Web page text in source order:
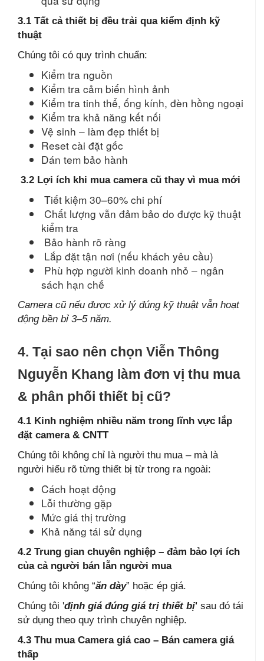
3.1 Tất cả thiết bị đều trải qua kiểm định kỹ
thuật
Chúng tôi có quy trình chuẩn:
Kiểm tra nguồn
Kiểm tra cảm biến hình ảnh
Kiểm tra tinh thể, ống kính, đèn hồng ngoại
Kiểm tra khả năng kết nối
Vệ sinh – làm đẹp thiết bị
Reset cài đặt gốc
Dán tem bảo hành
3.2 Lợi ích khi mua camera cũ thay vì mua mới
Tiết kiệm 30–60% chi phí
Chất lượng vẫn đảm bảo do được kỹ thuật
kiểm tra
Bảo hành rõ ràng
Lắp đặt tận nơi (nếu khách yêu cầu)
Phù hợp người kinh doanh nhỏ – ngân
sách hạn chế
Camera cũ nếu được xử lý đúng kỹ thuật vẫn hoạt
động bền bỉ 3–5 năm.
4. Tại sao nên chọn Viễn Thông
Nguyễn Khang làm đơn vị thu mua
& phân phối thiết bị cũ?
4.1 Kinh nghiệm nhiều năm trong lĩnh vực lắp
đặt camera & CNTT
Chúng tôi không chỉ là người thu mua – mà là
người hiểu rõ từng thiết bị từ trong ra ngoài:
Cách hoạt động
Lỗi thường gặp
Mức giá thị trường
Khả năng tái sử dụng
4.2 Trung gian chuyên nghiệp – đảm bảo lợi ích
của cả người bán lẫn người mua
Chúng tôi không “ăn dày” hoặc ép giá.
Chúng tôi 'định giá đúng giá trị thiết bị' sau đó tái
sử dụng theo quy trình chuyên nghiệp.
4.3 Thu mua Camera giá cao – Bán camera giá
thấp